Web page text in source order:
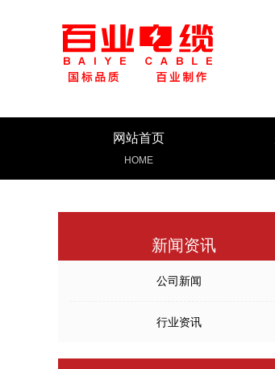
网站首页
HOME
新闻资讯
公司新闻
行业资讯